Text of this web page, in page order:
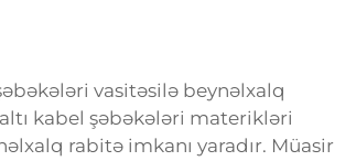
vasitəsilə beynəlxalq
kabel şəbəkələri materikləri
rabitə imkanı yaradır. Müasir